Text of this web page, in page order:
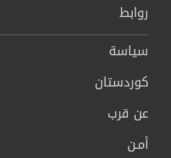
روابط
سیاسة
كوردستان
عن قرب
أمـن